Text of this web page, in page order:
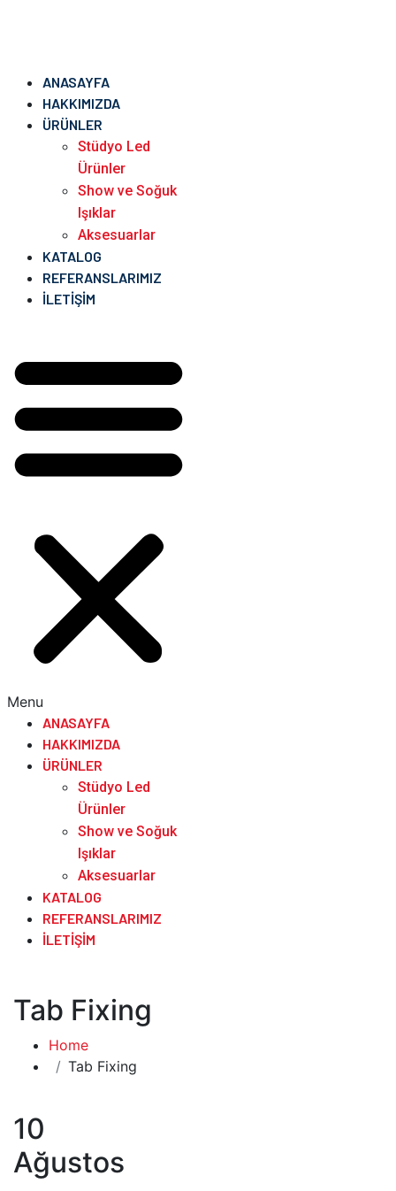
ANASAYFA
HAKKIMIZDA
ÜRÜNLER
Stüdyo Led
Ürünler
Show ve Soğuk
Işıklar
Aksesuarlar
KATALOG
REFERANSLARIMIZ
İLETIŞIM
Menu
ANASAYFA
HAKKIMIZDA
ÜRÜNLER
Stüdyo Led
Ürünler
Show ve Soğuk
Işıklar
Aksesuarlar
KATALOG
REFERANSLARIMIZ
İLETIŞIM
Tab Fixing
Home
Tab Fixing
10
Ağustos